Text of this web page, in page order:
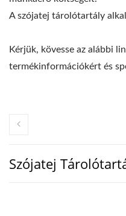
A szójatej tárolótartály
Kérjük, kövesse az alábbi
termékinformációkért és
Szójatej